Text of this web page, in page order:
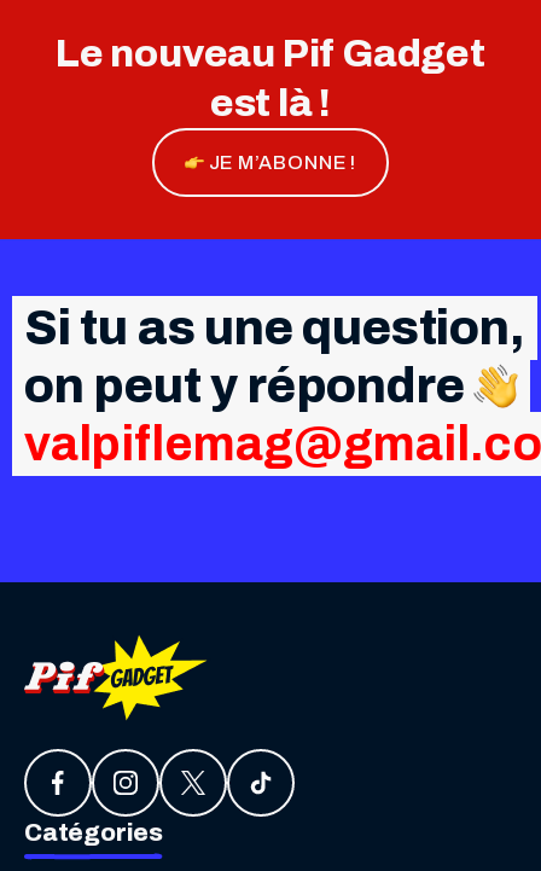
Le nouveau Pif Gadget
est là !
JE M’ABONNE !
Si tu as une question,
on peut y répondre
Catégories